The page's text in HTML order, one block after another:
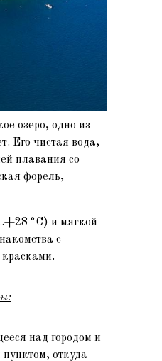
озеро, одно из
Его чистая вода,
плавания со
форель,
°C) и мягкой
с
красками.
над городом и
откуда